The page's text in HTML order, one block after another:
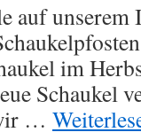
auf
im
Schaukel
…